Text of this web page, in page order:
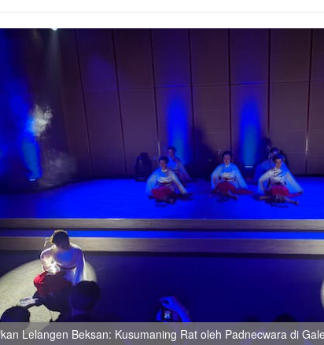
Lelangen Beksan: Kusumaning Rat oleh Padnecwara di